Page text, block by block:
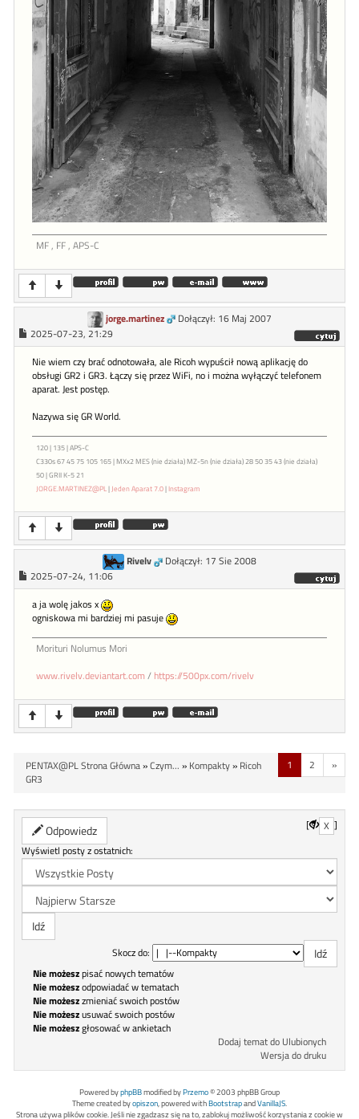
MF , FF , APS-C
jorge.martinez
Dołączył: 16 Maj 2007
2025-07-23, 21:29
Nie wiem czy brać odnotowała, ale Ricoh wypuścił nową aplikację do
obsługi GR2 i GR3. Łączy się przez WiFi, no i można wyłączyć telefonem
aparat. Jest postęp.
Nazywa się GR World.
120 | 135 | APS-C
C330s 67 45 75 105 165 | MXx2 MES (nie działa) MZ-5n (nie działa) 28 50 35 43 (nie działa)
50 | GRII K-5 21
JORGE.MARTINEZ@PL| Jeden Aparat 7.0|Instagram
Rivelv
Dołączył: 17 Sie 2008
2025-07-24, 11:06
a ja wolę jakos x
ogniskowa mi bardziej mi pasuje
Morituri Nolumus Mori
www.rivelv.deviantart.com/ https://500px.com/rivelv
1 2 »
PENTAX@PL Strona Główna»Czym... » Kompakty» Ricoh
GR3
Odpowiedz [ X ]
Wyświetl posty z ostatnich:
Skocz do:
Nie możeszpisać nowych tematów
Nie możeszodpowiadać w tematach
Nie możeszzmieniać swoich postów
Nie możeszusuwać swoich postów
Nie możeszgłosować w ankietach
Dodaj temat do Ulubionych
Wersja do druku
Powered byphpBBmodified byPrzemo© 2003 phpBB Group
Theme created byopiszon, powered withBootstrapandVanillaJS.
Strona używa plików cookie. Jeśli nie zgadzasz się na to, zablokuj możliwość korzystania z cookie w